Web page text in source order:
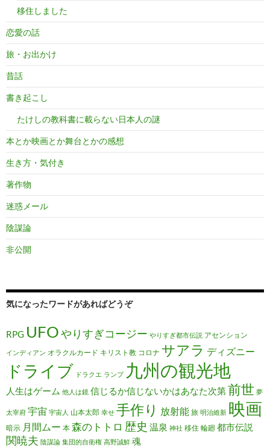
移住しました
恋愛の話
旅・お出かけ
昔話
書き起こし
たけしの教科書に載らない日本人の謎
本とか映画とか舞台とかの感想
生き方・気付き
著作物
迷惑メール
陰謀論
非公開
気になったワードがあればどうぞ
RPG UFOやりすぎコージー やりすぎ都市伝説 アセンション
インディアン オラクルカード キリスト教 コロナ サアラ ディズニー
ドライブ ドラクエ ランプ 九州の観光地
人生はゲーム 他人は鏡 信じるか信じないかはあなた次第前世 夢
太宰府 宇宙 宇宙人 山本太郎 幸せ 手作り 放射能 旅 明治維新 映画
暗示 月間ムー 本 森のトトロ 歴史 温泉 神社 移住 輪廻 都市伝説
関暁夫 陰謀論 集団的自衛権 高野誠鮮 魂